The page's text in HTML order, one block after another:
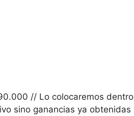
// Lo colocaremos dentro
sino ganancias ya obtenidas